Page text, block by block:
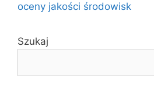
oceny jakości środowisk
Szukaj